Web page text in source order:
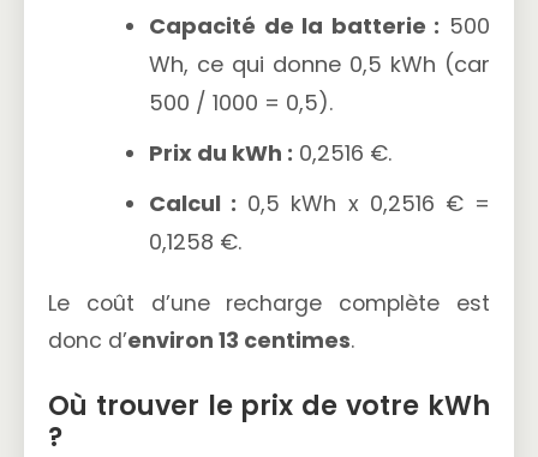
Capacité de la batterie : 500
Wh, ce qui donne 0,5 kWh (car
500 / 1000 = 0,5).
Prix du kWh : 0,2516 €.
Calcul : 0,5 kWh x 0,2516 € =
0,1258 €.
Le coût d’une recharge complète est
donc d’environ 13 centimes.
Où trouver le prix de votre kWh
?